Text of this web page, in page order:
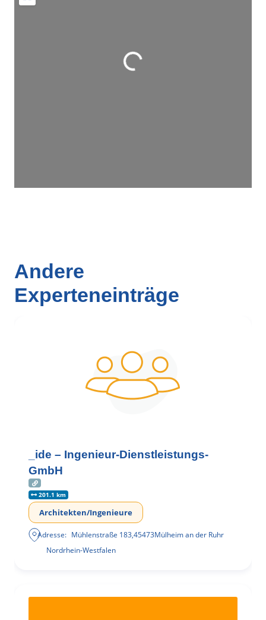
Wird geladen …
Andere
Experteneinträge
_ide – Ingenieur-Dienstleistungs-
GmbH
201.1 km
Architekten/Ingenieure
Adresse: Mühlenstraße 183,45473Mülheim an der Ruhr
Nordrhein-Westfalen